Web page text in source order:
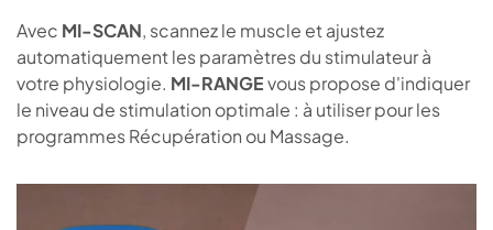
Avec MI-SCAN, scannez le muscle et ajustez
automatiquement les paramètres du stimulateur à
votre physiologie. MI-RANGEvous propose d'indiquer
le niveau de stimulation optimale : à utiliser pour les
programmes Récupération ou Massage.